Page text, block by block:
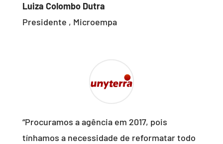
Luiza Colombo Dutra
Presidente , Microempa
“Procuramos a agência em 2017, pois
tínhamos a necessidade de reformatar todo